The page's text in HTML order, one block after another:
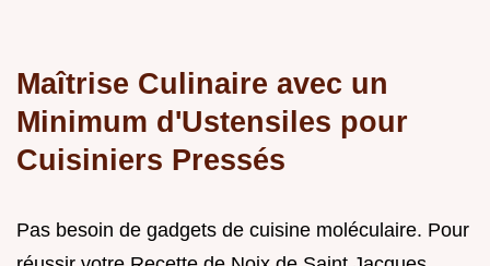
Maîtrise Culinaire avec un
Minimum d'Ustensiles pour
Cuisiniers Pressés
Pas besoin de gadgets de cuisine moléculaire. Pour